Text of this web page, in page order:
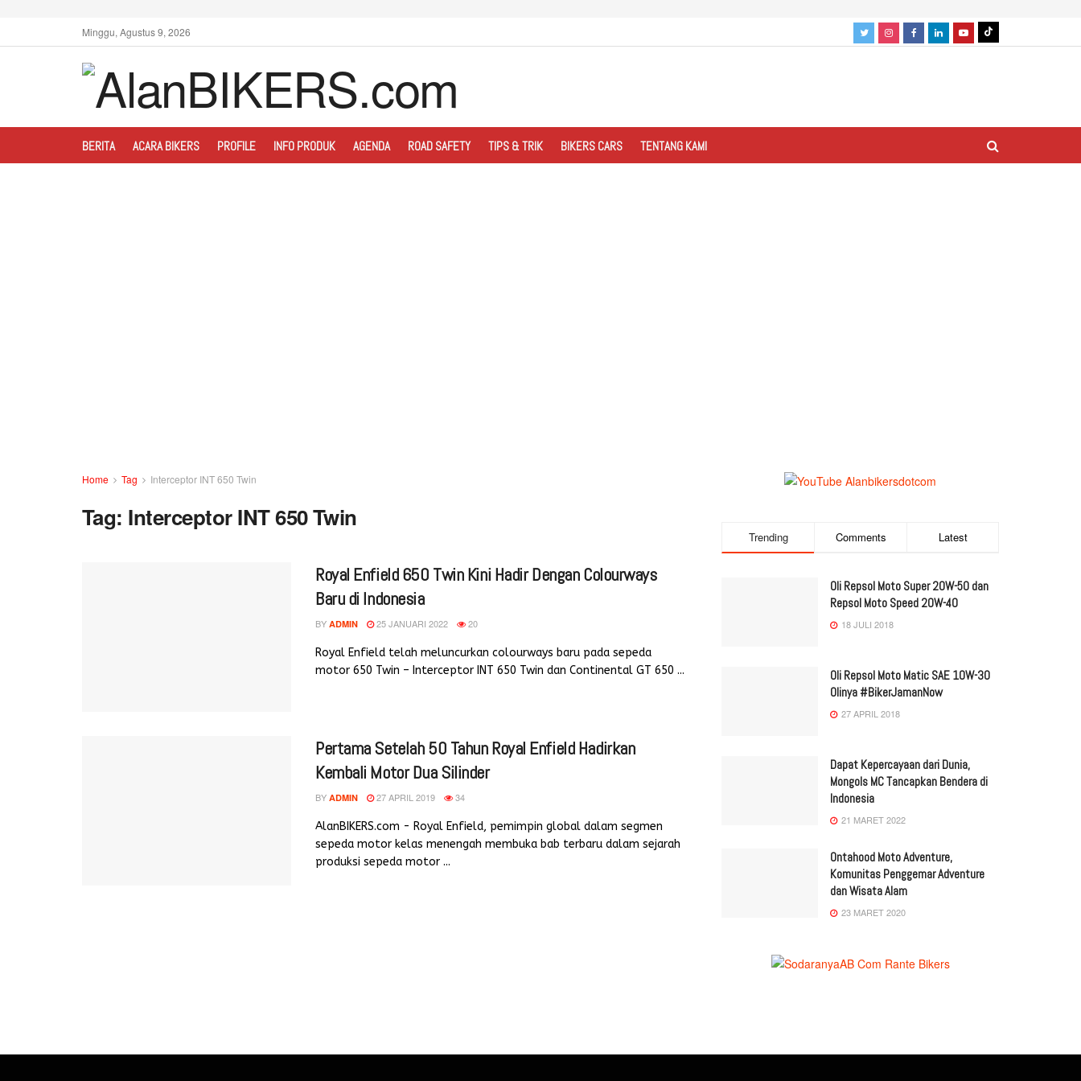
Minggu, Agustus 9, 2026
BERITA ACARA BIKERS PROFILE INFO PRODUK AGENDA ROAD SAFETY TIPS & TRIK BIKERS CARS TENTANG KAMI
Home Tag Interceptor INT 650 Twin
Tag: Interceptor INT 650 Twin
Royal Enfield 650 Twin Kini Hadir Dengan Colourways
Baru di Indonesia
BY ADMIN 25 JANUARI 2022 20
Royal Enfield telah meluncurkan colourways baru pada sepeda
motor 650 Twin – Interceptor INT 650 Twin dan Continental GT 650 ...
Pertama Setelah 50 Tahun Royal Enfield Hadirkan
Kembali Motor Dua Silinder
BY ADMIN 27 APRIL 2019 34
AlanBIKERS.com - Royal Enfield, pemimpin global dalam segmen
sepeda motor kelas menengah membuka bab terbaru dalam sejarah
produksi sepeda motor ...
Trending Comments Latest
Oli Repsol Moto Super 20W-50 dan
Repsol Moto Speed 20W-40
18 JULI 2018
Oli Repsol Moto Matic SAE 10W-30
Olinya #BikerJamanNow
27 APRIL 2018
Dapat Kepercayaan dari Dunia,
Mongols MC Tancapkan Bendera di
Indonesia
21 MARET 2022
Ontahood Moto Adventure,
Komunitas Penggemar Adventure
dan Wisata Alam
23 MARET 2020